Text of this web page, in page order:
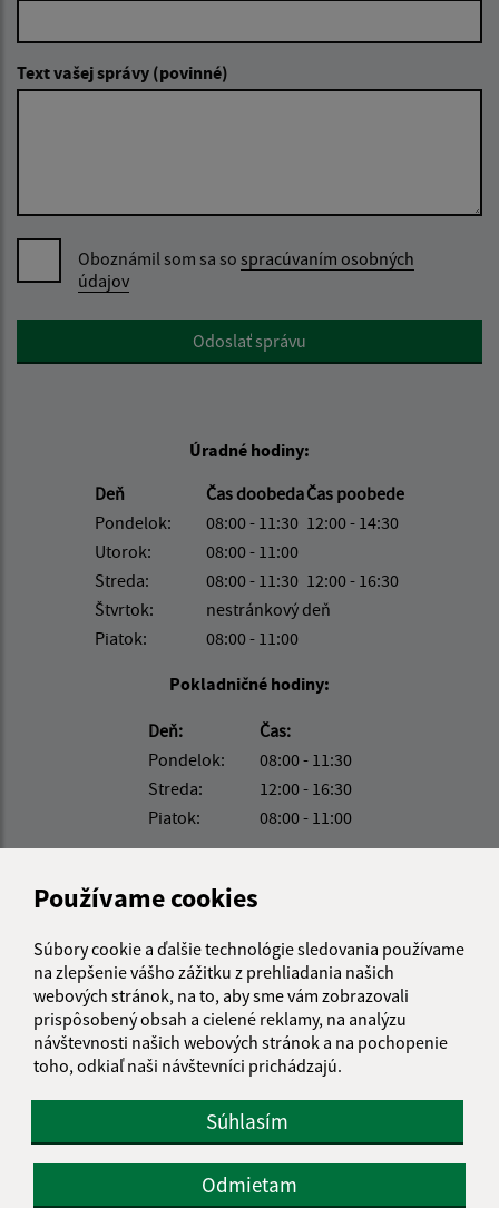
Používame cookies
Súbory cookie a ďalšie technológie sledovania používame
na zlepšenie vášho zážitku z prehliadania našich
webových stránok, na to, aby sme vám zobrazovali
prispôsobený obsah a cielené reklamy, na analýzu
návštevnosti našich webových stránok a na pochopenie
toho, odkiaľ naši návštevníci prichádzajú.
Súhlasím
Odmietam
Text vašej správy (povinné)
Oboznámil som sa so spracúvaním osobných
údajov
Google reCaptcha ResponseOdoslať správu
Úradné hodiny:
Deň
Čas doobedaČas poobede
Pondelok:
08:00 - 11:30 12:00 - 14:30
Utorok:
08:00 - 11:00
Streda:
08:00 - 11:30 12:00 - 16:30
Štvrtok:
nestránkový deň
Piatok:
08:00 - 11:00
Pokladničné hodiny:
Deň:
Čas:
Pondelok:
08:00 - 11:30
Streda:
12:00 - 16:30
Piatok:
08:00 - 11:00
Obecný úrad Turňa nad Bodvou
044 02 Turňa nad Bodvou
turna@turnanadbodvou.sk
+421 55 466 21 01
IČO: 00691313